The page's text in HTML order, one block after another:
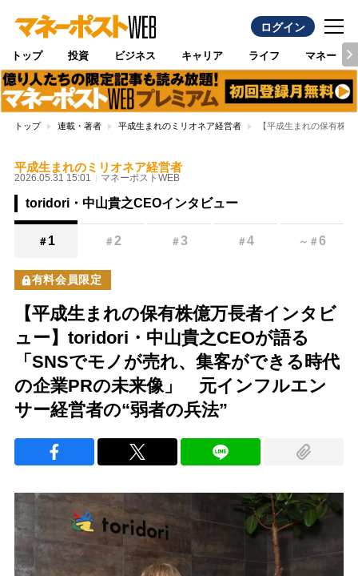
ログイン
トップ 投資 ビジネス キャリア ライフ マネー
トップ 連載・著者 平成生まれのミリオネア経営者 【平成生まれの保有株
平成生まれのミリオネア経営者
2026.05.31 15:01 マネーポストWEB
toridori・中山貴之CEOインタビュー
＃ 1 ＃2 ＃3 ＃4 ～ ＃6
有料会員限定
【平成生まれの保有株億万長者インタビ
ュー】toridori・中山貴之CEOが語る
「SNSでモノが売れ、集客ができる時代
の企業PRの未来像」 元インフルエン
サー経営者の“弱者の兵法”